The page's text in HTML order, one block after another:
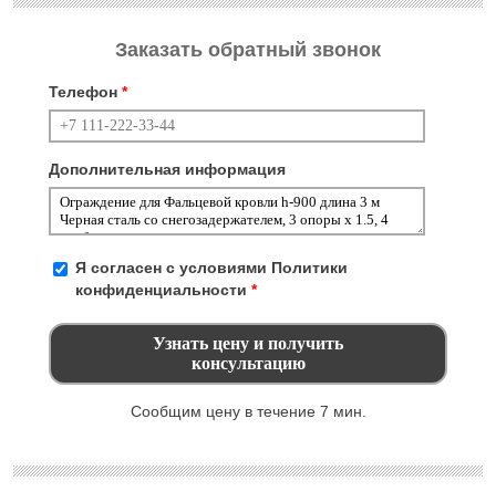
Заказать обратный звонок
Телефон *
Дополнительная информация
Я согласен с условиями Политики
конфиденциальности *
Сообщим цену в течение 7 мин.